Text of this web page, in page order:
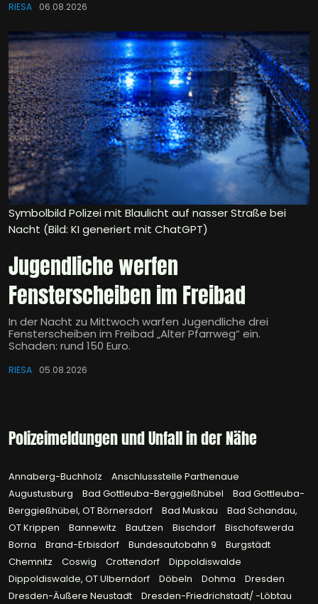
RIESA 06.08.2026
Symbolbild Polizei mit Blaulicht auf nasser Straße bei
Nacht (Bild: KI generiert mit ChatGPT)
Jugendliche werfen
Fensterscheiben im Freibad
In der Nacht zu Mittwoch warfen Jugendliche drei
Fensterscheiben im Freibad „Alter Pfarrweg“ ein.
Schaden: rund 150 Euro.
RIESA 05.08.2026
Polizeimeldungen und Unfall in der Nähe
Annaberg-Buchholz
Anschlussstelle Parthenaue
Augustusburg
Bad Gottleuba-Berggießhübel
Bad Gottleuba-
Berggießhübel, OT Börnersdorf
Bad Muskau
Bad Schandau,
OT Krippen
Bannewitz Bautzen Bischdorf
Bischofswerda
Borna
Brand-Erbisdorf Bundesautobahn 9
Burgstädt
Chemnitz
Coswig Crottendorf
Dippoldiswalde
Dippoldiswalde, OT Ulberndorf
Döbeln Dohma
Dresden
Dresden-Äußere Neustadt
Dresden-Friedrichstadt/ -Löbtau